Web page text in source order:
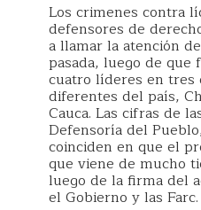
Los crimenes contra
defensores de
a llamar la atención
pasada, luego de que
cuatro líderes en tres
diferentes del país,
Cauca. Las cifras de
Defensoría del
coinciden en que el
que viene de mucho
luego de la firma del
el Gobierno y las Farc.